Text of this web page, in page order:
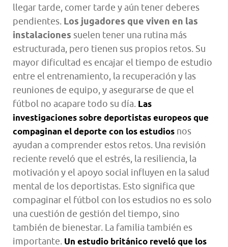
llegar tarde, comer tarde y aún tener deberes
pendientes. Los jugadores que viven en las
instalaciones suelen tener una rutina más
estructurada, pero tienen sus propios retos. Su
mayor dificultad es encajar el tiempo de estudio
entre el entrenamiento, la recuperación y las
reuniones de equipo, y asegurarse de que el
fútbol no acapare todo su día. Las
investigaciones sobre deportistas europeos que
compaginan el deporte con los estudios nos
ayudan a comprender estos retos. Una revisión
reciente reveló que el estrés, la resiliencia, la
motivación y el apoyo social influyen en la salud
mental de los deportistas. Esto significa que
compaginar el fútbol con los estudios no es solo
una cuestión de gestión del tiempo, sino
también de bienestar. La familia también es
importante. Un estudio británico reveló que los